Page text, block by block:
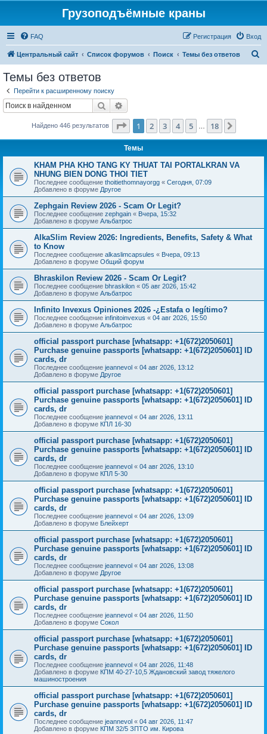
Грузоподъёмные краны
FAQ Вход
Регистрация
Центральный сайт Список форумов Поиск Темы без ответов
Темы без ответов
Перейти к расширенному поиску
Поиск
Найдено 446 результатов Страница из 18
1 2 3 4 5 18
Темы
KHAM PHA KHO TANG KY THUAT TAI PORTALKRAN VA
NHUNG BIEN DONG THOI TIET
Последнее сообщение thoitiethomnayorgg « Сегодня, 07:09
Добавлено в форуме Другое
Zephgain Review 2026 - Scam Or Legit?
Последнее сообщение zephgain « Вчера, 15:32
Добавлено в форуме Альбатрос
AlkaSlim Review 2026: Ingredients, Benefits, Safety & What
to Know
Последнее сообщение alkaslimcapsules « Вчера, 09:13
Добавлено в форуме Общий форум
Bhraskilon Review 2026 - Scam Or Legit?
Последнее сообщение bhraskilon « 05 авг 2026, 15:42
Добавлено в форуме Альбатрос
Infinito Invexus Opiniones 2026 -¿Estafa o legítimo?
Последнее сообщение infinitoinvexus « 04 авг 2026, 15:50
Добавлено в форуме Альбатрос
official passport purchase [whatsapp: +1(672)2050601]
Purchase genuine passports [whatsapp: +1(672)2050601] ID
cards, dr
Последнее сообщение jeannevol « 04 авг 2026, 13:12
Добавлено в форуме Другое
official passport purchase [whatsapp: +1(672)2050601]
Purchase genuine passports [whatsapp: +1(672)2050601] ID
cards, dr
Последнее сообщение jeannevol « 04 авг 2026, 13:11
Добавлено в форуме КПЛ 16-30
official passport purchase [whatsapp: +1(672)2050601]
Purchase genuine passports [whatsapp: +1(672)2050601] ID
cards, dr
Последнее сообщение jeannevol « 04 авг 2026, 13:10
Добавлено в форуме КПЛ 5-30
official passport purchase [whatsapp: +1(672)2050601]
Purchase genuine passports [whatsapp: +1(672)2050601] ID
cards, dr
Последнее сообщение jeannevol « 04 авг 2026, 13:09
Добавлено в форуме Блейхерт
official passport purchase [whatsapp: +1(672)2050601]
Purchase genuine passports [whatsapp: +1(672)2050601] ID
cards, dr
Последнее сообщение jeannevol « 04 авг 2026, 13:08
Добавлено в форуме Другое
official passport purchase [whatsapp: +1(672)2050601]
Purchase genuine passports [whatsapp: +1(672)2050601] ID
cards, dr
Последнее сообщение jeannevol « 04 авг 2026, 11:50
Добавлено в форуме Сокол
official passport purchase [whatsapp: +1(672)2050601]
Purchase genuine passports [whatsapp: +1(672)2050601] ID
cards, dr
Последнее сообщение jeannevol « 04 авг 2026, 11:48
Добавлено в форуме КПМ 40-27-10,5 Ждановский завод тяжелого
машиностроения
official passport purchase [whatsapp: +1(672)2050601]
Purchase genuine passports [whatsapp: +1(672)2050601] ID
cards, dr
Последнее сообщение jeannevol « 04 авг 2026, 11:47
Добавлено в форуме КПМ 32/5 ЗПТО им. Кирова